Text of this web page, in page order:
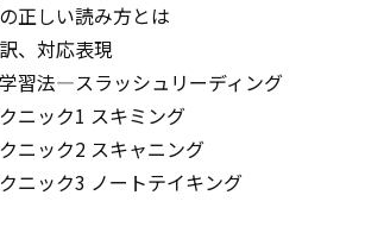
正しい読み方とは
、対応表現
習法―スラッシュリーディング
ニック1 スキミング
ニック2 スキャニング
ニック3 ノートテイキング